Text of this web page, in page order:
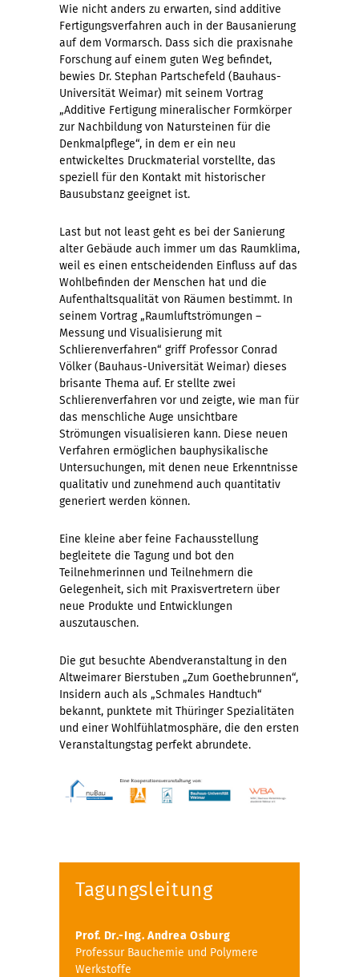
Wie nicht anders zu erwarten, sind additive
Fertigungsverfahren auch in der Bausanierung
auf dem Vormarsch. Dass sich die praxisnahe
Forschung auf einem guten Weg befindet,
bewies Dr. Stephan Partschefeld (Bauhaus-
Universität Weimar) mit seinem Vortrag
„Additive Fertigung mineralischer Formkörper
zur Nachbildung von Natursteinen für die
Denkmalpflege“, in dem er ein neu
entwickeltes Druckmaterial vorstellte, das
speziell für den Kontakt mit historischer
Bausubstanz geeignet ist.
Last but not least geht es bei der Sanierung
alter Gebäude auch immer um das Raumklima,
weil es einen entscheidenden Einfluss auf das
Wohlbefinden der Menschen hat und die
Aufenthaltsqualität von Räumen bestimmt. In
seinem Vortrag „Raumluftströmungen –
Messung und Visualisierung mit
Schlierenverfahren“ griff Professor Conrad
Völker (Bauhaus-Universität Weimar) dieses
brisante Thema auf. Er stellte zwei
Schlierenverfahren vor und zeigte, wie man für
das menschliche Auge unsichtbare
Strömungen visualisieren kann. Diese neuen
Verfahren ermöglichen bauphysikalische
Untersuchungen, mit denen neue Erkenntnisse
qualitativ und zunehmend auch quantitativ
generiert werden können.
Eine kleine aber feine Fachausstellung
begleitete die Tagung und bot den
Teilnehmerinnen und Teilnehmern die
Gelegenheit, sich mit Praxisvertretern über
neue Produkte und Entwicklungen
auszutauschen.
Die gut besuchte Abendveranstaltung in den
Altweimarer Bierstuben „Zum Goethebrunnen“,
Insidern auch als „Schmales Handtuch“
bekannt, punktete mit Thüringer Spezialitäten
und einer Wohlfühlatmosphäre, die den ersten
Veranstaltungstag perfekt abrundete.
Tagungsleitung
Prof. Dr.-Ing. Andrea Osburg
Professur Bauchemie und Polymere
Werkstoffe